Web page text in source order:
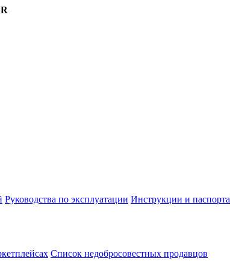
Руководства по эксплуатации Инструкции и паспорта
Cписок недобросовестных продавцов